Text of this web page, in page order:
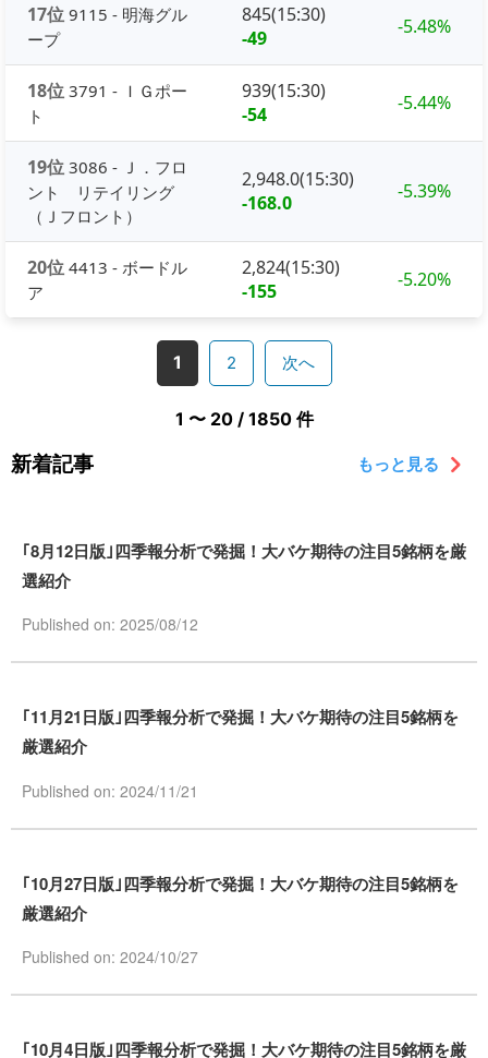
17位 9115 - 明海グル
ープ
845(15:30)
-49
-5.48%
18位 3791 - ＩＧポー
ト
939(15:30)
-54
-5.44%
19位 3086 - Ｊ．フロ
ント リテイリング
（Ｊフロント）
2,948.0(15:30)
-168.0
-5.39%
20位 4413 - ボードル
ア
2,824(15:30)
-155
-5.20%
1 2 次へ
1 〜 20 / 1850 件
新着記事 もっと見る
｢8月12日版｣四季報分析で発掘！大バケ期待の注目5銘柄を厳
選紹介
Published on: 2025/08/12
｢11月21日版｣四季報分析で発掘！大バケ期待の注目5銘柄を
厳選紹介
Published on: 2024/11/21
｢10月27日版｣四季報分析で発掘！大バケ期待の注目5銘柄を
厳選紹介
Published on: 2024/10/27
｢10月4日版｣四季報分析で発掘！大バケ期待の注目5銘柄を厳